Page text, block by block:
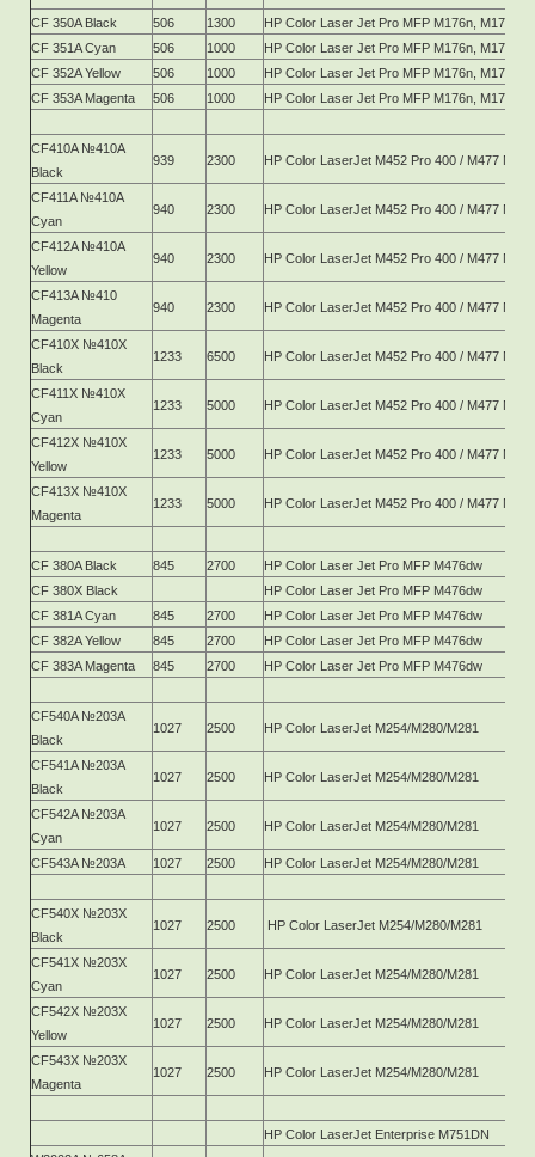
CF 350A Black 506 1300
HP Color Laser Jet Pro MFP M176n, M177fw
CF 351A Cyan
506 1000
HP Color Laser Jet Pro MFP M176n, M177fw
CF 352A Yellow
506 1000
HP Color Laser Jet Pro MFP M176n, M177fw
CF 353A Magenta
506 1000 HP Color Laser Jet Pro MFP M176n, M177fw
CF410A №410A
Black
939 2300 HP Color LaserJet M452 Pro 400 / M477 MFP
CF411A №410A
Cyan
940 2300 HP Color LaserJet M452 Pro 400 / M477 MFP
CF412A №410A
Yellow
940 2300 HP Color LaserJet M452 Pro 400 / M477 MFP
CF413A №410
Magenta
940 2300 HP Color LaserJet M452 Pro 400 / M477 MFP
CF410X №410X
Black
1233 6500 HP Color LaserJet M452 Pro 400 / M477 MFP
CF411X №410X
Cyan
1233 5000 HP Color LaserJet M452 Pro 400 / M477 MFP
CF412X №410X
Yellow
1233 5000 HP Color LaserJet M452 Pro 400 / M477 MFP
CF413X №410X
Magenta
1233 5000 HP Color LaserJet M452 Pro 400 / M477 MFP
CF 380A Black 845 2700
HP Color Laser Jet Pro MFP M476dw
CF 380X Black
HP Color Laser Jet Pro MFP M476dw
CF 381A Cyan
845 2700
HP Color Laser Jet Pro MFP M476dw
CF 382A Yellow
845 2700
HP Color Laser Jet Pro MFP M476dw
CF 383A Magenta
845 2700 HP Color Laser Jet Pro MFP M476dw
CF540A №203A
Black
1027 2500 HP Color LaserJet M254/M280/M281
CF541A №203A
Black
1027 2500 HP Color LaserJet M254/M280/M281
CF542A №203A
Cyan
1027 2500 HP Color LaserJet M254/M280/M281
CF543A №203A 1027 2500 HP Color LaserJet M254/M280/M281
CF540X №203X
Black
1027 2500 HP Color LaserJet M254/M280/M281
CF541X №203X
Cyan
1027 2500 HP Color LaserJet M254/M280/M281
CF542X №203X
Yellow
1027 2500 HP Color LaserJet M254/M280/M281
CF543X №203X
Magenta
1027 2500 HP Color LaserJet M254/M280/M281
HP Color LaserJet Enterprise M751DN